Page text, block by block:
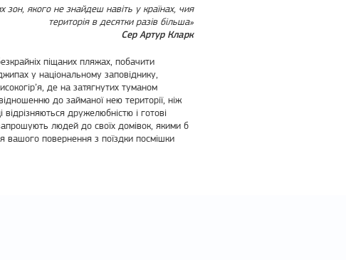
зон, якого не знайдеш навіть у країнах, чия
територія в десятки разів більша»
Сер Артур Кларк
піщаних пляжах, побачити
у національному заповіднику,
де на затягнутих туманом
до займаної нею території, ніж
дружелюбністю і готові
людей до своїх домівок, якими б
вашого повернення з поїздки посмішки